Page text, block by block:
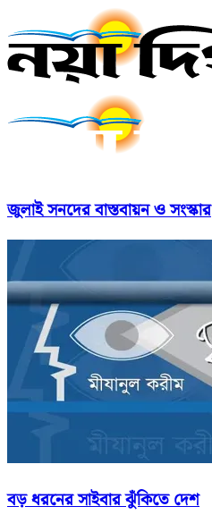
জুলাই সনদের বাস্তবায়ন ও সংস্কার
বড় ধরনের সাইবার ঝুঁকিতে দেশ